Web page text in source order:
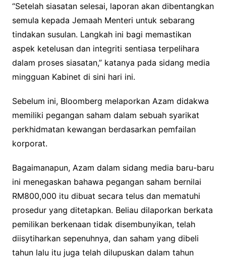
“Setelah siasatan selesai, laporan akan dibentangkan
semula kepada Jemaah Menteri untuk sebarang
tindakan susulan. Langkah ini bagi memastikan
aspek ketelusan dan integriti sentiasa terpelihara
dalam proses siasatan,” katanya pada sidang media
mingguan Kabinet di sini hari ini.
Sebelum ini, Bloomberg melaporkan Azam didakwa
memiliki pegangan saham dalam sebuah syarikat
perkhidmatan kewangan berdasarkan pemfailan
korporat.
Bagaimanapun, Azam dalam sidang media baru-baru
ini menegaskan bahawa pegangan saham bernilai
RM800,000 itu dibuat secara telus dan mematuhi
prosedur yang ditetapkan. Beliau dilaporkan berkata
pemilikan berkenaan tidak disembunyikan, telah
diisytiharkan sepenuhnya, dan saham yang dibeli
tahun lalu itu juga telah dilupuskan dalam tahun